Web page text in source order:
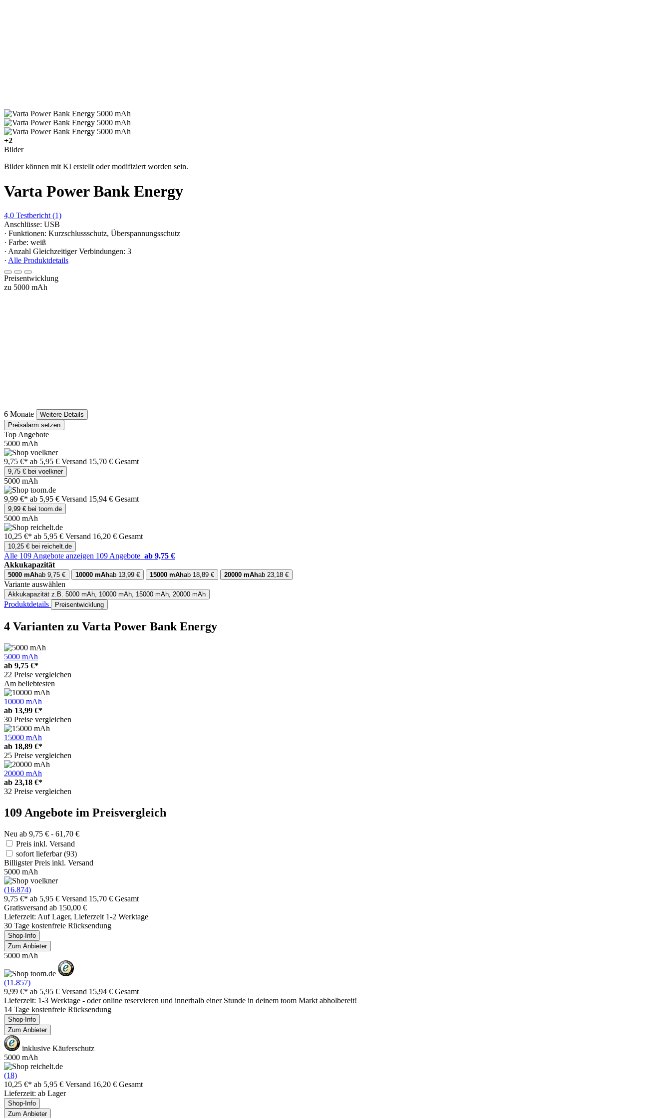
+2
Bilder
Bilder können mit KI erstellt oder modifiziert worden sein.
Varta Power Bank Energy
4,0 Testbericht (1)
Anschlüsse: USB
· Funktionen: Kurzschlussschutz, Überspannungsschutz
· Farbe: weiß
· Anzahl Gleichzeitiger Verbindungen: 3
· Alle Produktdetails
Preisentwicklung
zu 5000 mAh
6 Monate
Weitere Details
Preisalarm setzen
Top Angebote
5000 mAh
9,75 €* ab 5,95 € Versand 15,70 € Gesamt
9,75 € bei voelkner
5000 mAh
9,99 €* ab 5,95 € Versand 15,94 € Gesamt
9,99 € bei toom.de
5000 mAh
10,25 €* ab 5,95 € Versand 16,20 € Gesamt
10,25 € bei reichelt.de
Alle 109 Angebote anzeigen 109 Angebote ab 9,75 €
Akkukapazität
5000 mAhab 9,75 € 10000 mAhab 13,99 € 15000 mAhab 18,89 € 20000 mAhab 23,18 €
Variante auswählen
Akkukapazität z.B. 5000 mAh, 10000 mAh, 15000 mAh, 20000 mAh
Produktdetails Preisentwicklung
4 Varianten zu Varta Power Bank Energy
5000 mAh
ab 9,75 €*
22 Preise vergleichen
Am beliebtesten
10000 mAh
ab 13,99 €*
30 Preise vergleichen
15000 mAh
ab 18,89 €*
25 Preise vergleichen
20000 mAh
ab 23,18 €*
32 Preise vergleichen
109 Angebote im Preisvergleich
Neu ab 9,75 € - 61,70 €
Preis inkl. Versand
sofort lieferbar(93)
Billigster Preis inkl. Versand
5000 mAh
(16.874)
9,75 €* ab 5,95 € Versand 15,70 € Gesamt
Gratisversand ab 150,00 €
Lieferzeit: Auf Lager, Lieferzeit 1-2 Werktage
30 Tage kostenfreie Rücksendung
Shop-Info
Zum Anbieter
5000 mAh
(11.857)
9,99 €* ab 5,95 € Versand 15,94 € Gesamt
Lieferzeit: 1-3 Werktage - oder online reservieren und innerhalb einer Stunde in deinem toom Markt abholbereit!
14 Tage kostenfreie Rücksendung
Shop-Info
Zum Anbieter
inklusive Käuferschutz
5000 mAh
(18)
10,25 €* ab 5,95 € Versand 16,20 € Gesamt
Lieferzeit: ab Lager
Shop-Info
Zum Anbieter